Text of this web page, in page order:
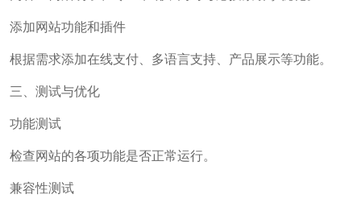
添加网站功能和插件
根据需求添加在线支付、多语言支持、产品展示等功能。
三、测试与优化
功能测试
检查网站的各项功能是否正常运行。
兼容性测试